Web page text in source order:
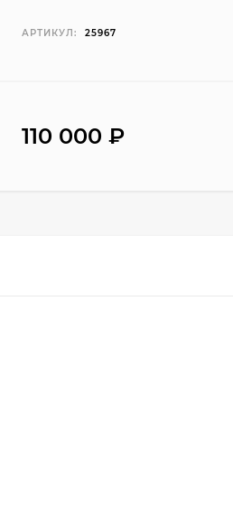
АРТИКУЛ: 25967
110 000₽